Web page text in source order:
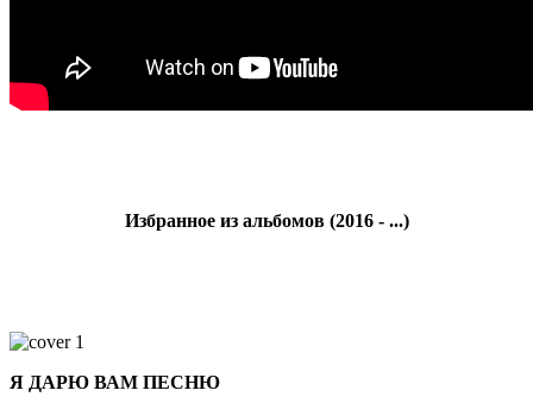
Избранное из альбомов (2016 - ...)
Я ДАРЮ ВАМ ПЕСНЮ